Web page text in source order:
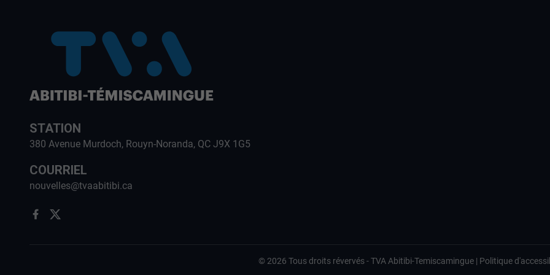
STATION
380 Avenue Murdoch, Rouyn-Noranda, QC J9X 1G5
COURRIEL
nouvelles@tvaabitibi.ca
© 2026 Tous droits révervés -TVA Abitibi-Temiscamingue | Politique